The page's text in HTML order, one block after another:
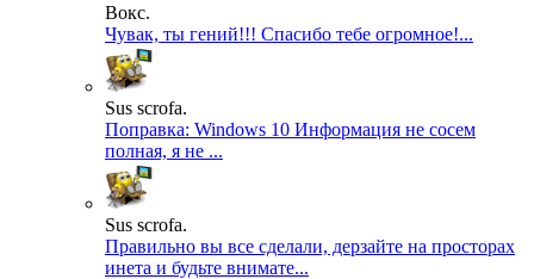
Вокс.
Чувак, ты гений!!! Спасибо тебе огромное!...
Sus scrofa.
Поправка: Windows 10 Информация не сосем
полная, я не ...
Sus scrofa.
Правильно вы все сделали, дерзайте на просторах
инета и будьте внимате...